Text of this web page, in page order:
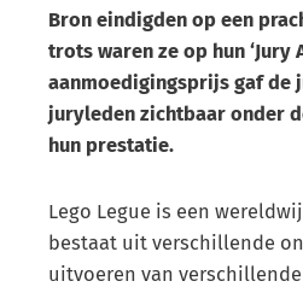
Bron eindigden op een
trots waren ze op hun ‘Jury
aanmoedigingsprijs gaf de
juryleden zichtbaar onder
hun prestatie.
Lego Legue is een
bestaat uit verschillende
uitvoeren van